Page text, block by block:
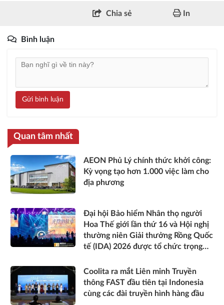
Chia sẻ In
Bình luận
Gửi bình luận
Quan tâm nhất
AEON Phủ Lý chính thức khởi công:
Kỳ vọng tạo hơn 1.000 việc làm cho
địa phương
Đại hội Bảo hiểm Nhân thọ người
Hoa Thế giới lần thứ 16 và Hội nghị
thường niên Giải thưởng Rồng Quốc
tế (IDA) 2026 được tổ chức trọng
Coolita ra mắt Liên minh Truyền
thông FAST đầu tiên tại Indonesia
cùng các đài truyền hình hàng đầu